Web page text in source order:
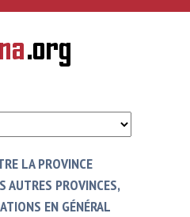
LA PROVINCE
AUTRES PROVINCES,
EN GÉNÉRAL